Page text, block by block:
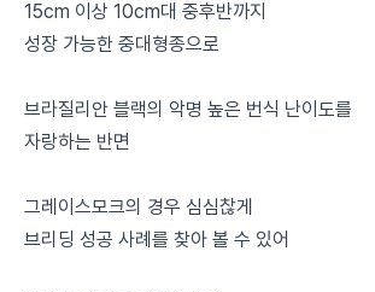
15cm 이상 10cm대 중후반까지
성장 가능한 중대형종으로
브라질리안 블랙의 악명 높은 번식 난이도를
자랑하는 반면
그레이스모크의 경우 심심찮게
브리딩 성공 사례를 찾아 볼 수 있어